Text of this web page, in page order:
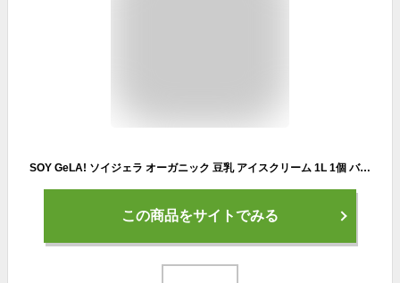
SOY GeLA! ソイジェラ オーガニック 豆乳 アイスクリーム 1L 1個 バナナ
この商品をサイトでみる